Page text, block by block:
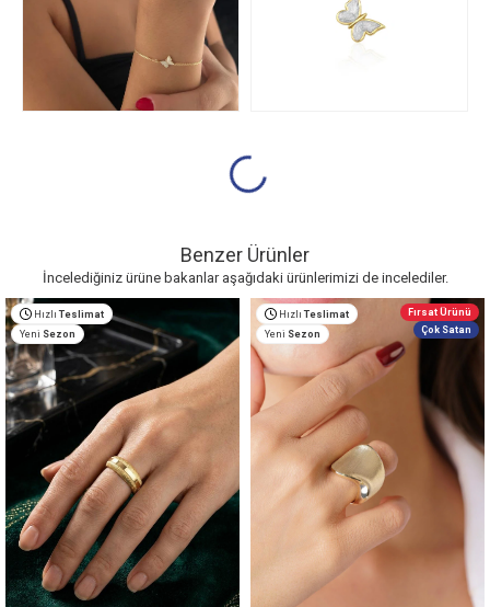
Benzer Ürünler
İncelediğiniz ürüne bakanlar aşağıdaki ürünlerimizi de incelediler.
Hızlı Teslimat
Yeni Sezon
Hızlı Teslimat
Yeni Sezon
Fırsat Ürünü
Çok Satan